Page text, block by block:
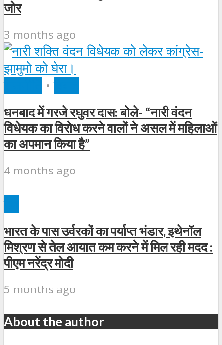
जोर
3 months ago
•
धनबाद में गरजे रघुवर दास: बोले- “नारी वंदन
विधेयक का विरोध करने वालों ने असल में महिलाओं
का अपमान किया है”
4 months ago
भारत के पास उर्वरकों का पर्याप्त भंडार, इथेनॉल
मिश्रण से तेल आयात कम करने में मिल रही मदद :
पीएम नरेंद्र मोदी
5 months ago
About the author